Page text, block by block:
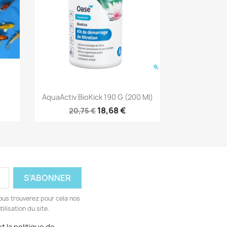
Aperçu rapide
AquaActiv BioKick 190 G (200 Ml)
20,75 €18,68 €
trouverez pour cela nos
du site.